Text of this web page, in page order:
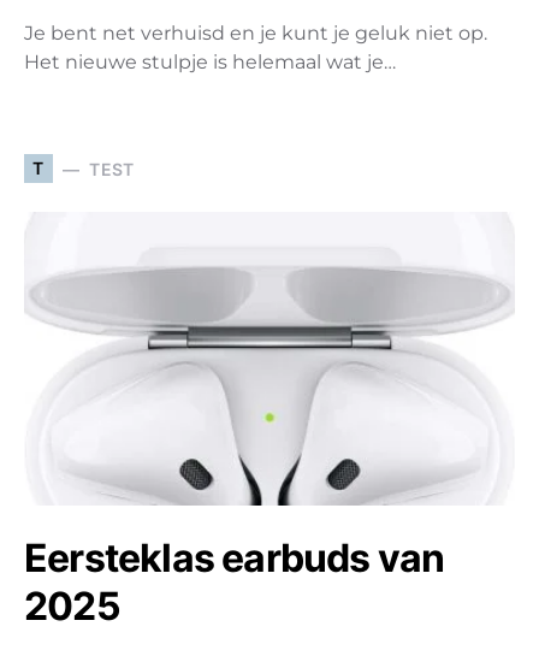
Je bent net verhuisd en je kunt je geluk niet op.
Het nieuwe stulpje is helemaal wat je…
T TEST
Eersteklas earbuds van
2025